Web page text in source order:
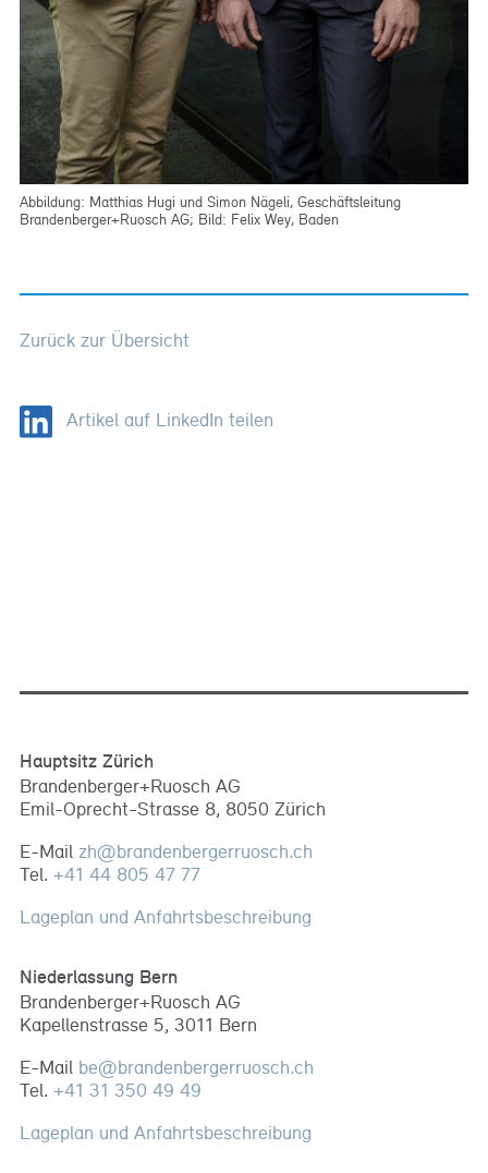
Abbildung: Matthias Hugi und Simon Nägeli, Geschäftsleitung
Brandenberger+Ruosch AG; Bild: Felix Wey, Baden
Zurück zur Übersicht
Artikel auf LinkedIn teilen
Hauptsitz Zürich
Brandenberger+Ruosch AG
Emil-Oprecht-Strasse 8, 8050 Zürich
E-Mail zh@brandenbergerruosch.ch
Tel. +41 44 805 47 77
Lageplan und Anfahrtsbeschreibung
Niederlassung Bern
Brandenberger+Ruosch AG
Kapellenstrasse 5, 3011 Bern
E-Mail be@brandenbergerruosch.ch
Tel. +41 31 350 49 49
Lageplan und Anfahrtsbeschreibung